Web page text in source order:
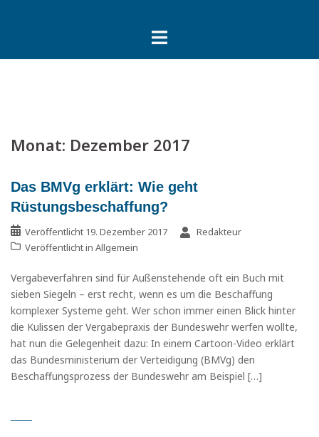
Monat: Dezember 2017
Das BMVg erklärt: Wie geht
Rüstungsbeschaffung?
Veröffentlicht 19. Dezember 2017
Redakteur
Veröffentlicht in Allgemein
Vergabeverfahren sind für Außenstehende oft ein Buch mit
sieben Siegeln – erst recht, wenn es um die Beschaffung
komplexer Systeme geht. Wer schon immer einen Blick hinter
die Kulissen der Vergabepraxis der Bundeswehr werfen wollte,
hat nun die Gelegenheit dazu: In einem Cartoon-Video erklärt
das Bundesministerium der Verteidigung (BMVg) den
Beschaffungsprozess der Bundeswehr am Beispiel […]